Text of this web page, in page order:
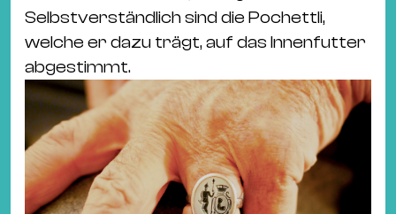
Selbstverständlich sind die Pochettli,
welche er dazu trägt, auf das Innenfutter
abgestimmt.